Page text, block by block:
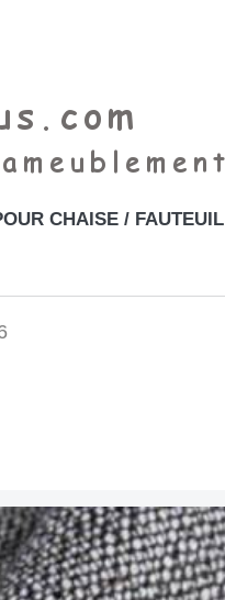
CHAISE / FAUTEUIL